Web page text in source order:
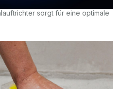
sorgt für eine optimale